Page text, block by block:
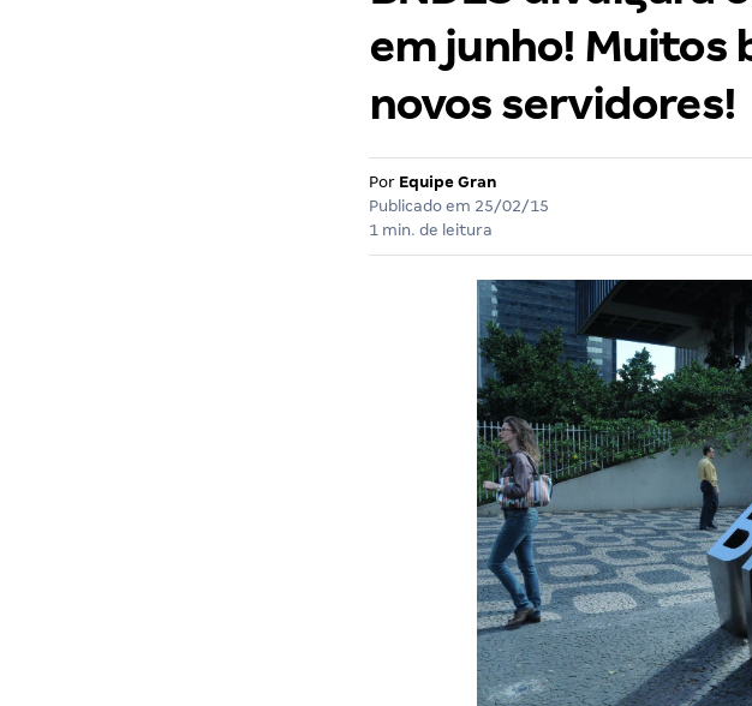
em junho! Muitos
novos servidores!
Por Equipe Gran
Publicado em 25/02/15
1 min. de leitura